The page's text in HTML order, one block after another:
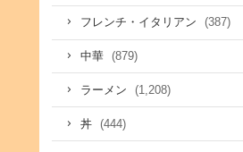
フレンチ・イタリアン (387)
中華 (879)
ラーメン (1,208)
丼 (444)